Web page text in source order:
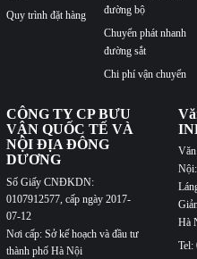
Quy trình đặt hàng
đường bộ
Chuyển phát nhanh
đường sắt
Chi phí vận chuyển
CÔNG TY CP BƯU
VẬN QUỐC TẾ VÀ
NỘI ĐỊA ĐÔNG
DƯƠNG
Số Giấy CNĐKDN:
0107912577, cấp ngày 2017-
07-12
Nơi cấp: Sở kế hoạch và đầu tư
thành phố Hà Nội
Hà
Tel: